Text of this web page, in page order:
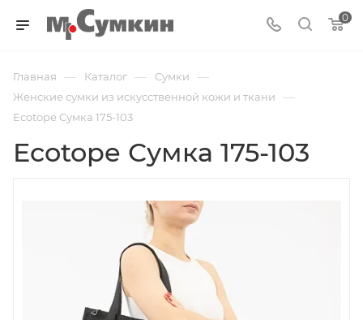
0
Главная — Каталог — Cумки —
Женские сумки из искусственной кожи и ткани —
Ecotope Сумка 175-103
Ecotope Сумка 175-103